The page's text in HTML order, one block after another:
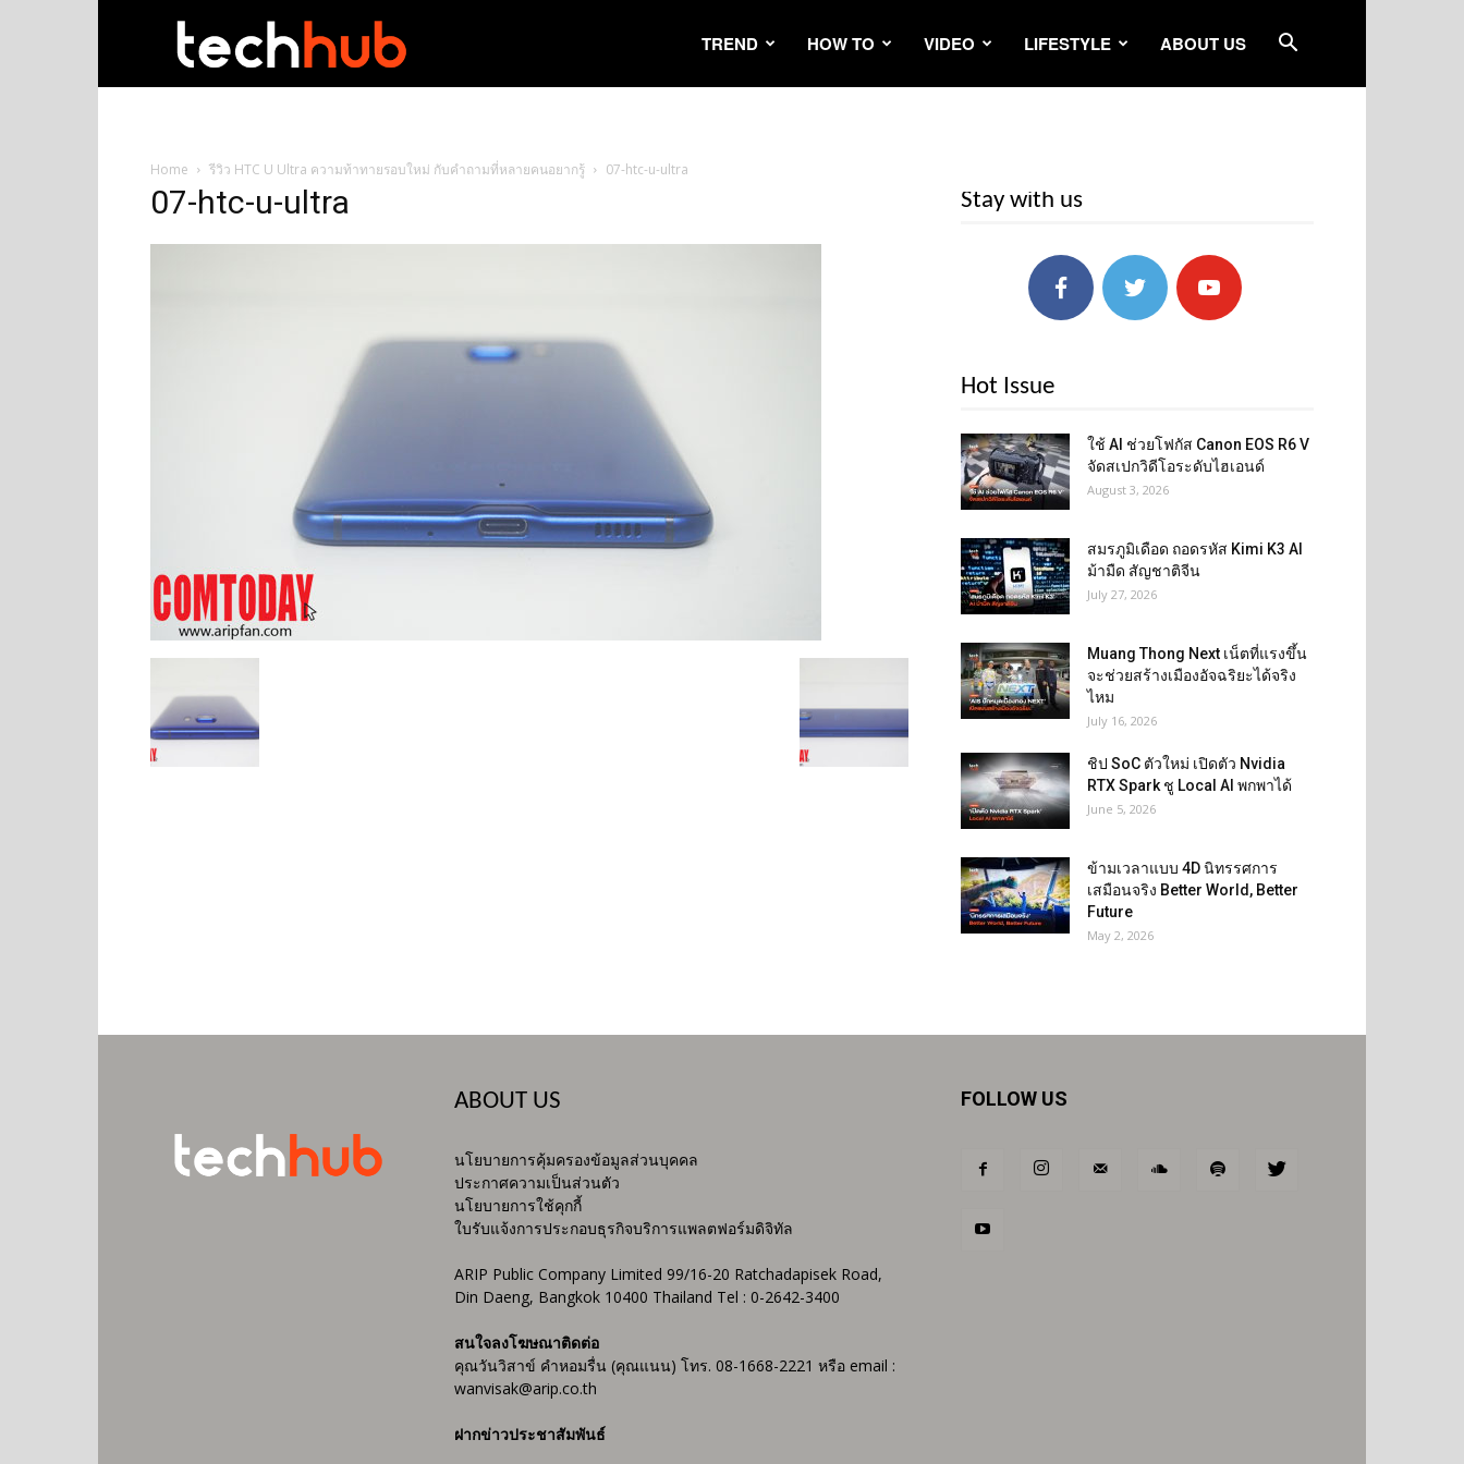
TREND HOW TO VIDEO LIFESTYLE ABOUT US
Home รีวิว HTC U Ultra ความท้าทายรอบใหม่ กับคำถามที่หลายคนอยากรู้ 07-htc-u-ultra
07-htc-u-ultra Stay with us
Hot Issue
ใช้ AI ช่วยโฟกัส Canon EOS R6 V
จัดสเปกวิดีโอระดับไฮเอนด์
August 3, 2026
สมรภูมิเดือด ถอดรหัส Kimi K3 AI
ม้ามืด สัญชาติจีน
July 27, 2026
Muang Thong Next เน็ตที่แรงขึ้น
จะช่วยสร้างเมืองอัจฉริยะได้จริง
ไหม
July 16, 2026
ชิป SoC ตัวใหม่ เปิดตัว Nvidia
RTX Spark ชู Local AI พกพาได้
June 5, 2026
ข้ามเวลาแบบ 4D นิทรรศการ
เสมือนจริง Better World, Better
Future
May 2, 2026
ABOUT US
นโยบายการคุ้มครองข้อมูลส่วนบุคคล
ประกาศความเป็นส่วนตัว
นโยบายการใช้คุกกี้
ใบรับแจ้งการประกอบธุรกิจบริการแพลตฟอร์มดิจิทัล
ARIP Public Company Limited 99/16-20 Ratchadapisek Road,
Din Daeng, Bangkok 10400 Thailand Tel : 0-2642-3400
สนใจลงโฆษณาติดต่อ
คุณวันวิสาข์ คำหอมรื่น (คุณแนน) โทร. 08-1668-2221 หรือ email :
wanvisak@arip.co.th
ฝากข่าวประชาสัมพันธ์
FOLLOW US